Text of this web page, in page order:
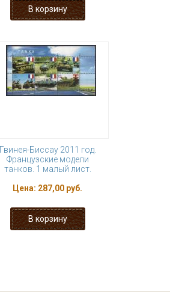
Гвинея-Биссау 2011 год.
Французские модели
танков. 1 малый лист.
Цена: 287,00 руб.